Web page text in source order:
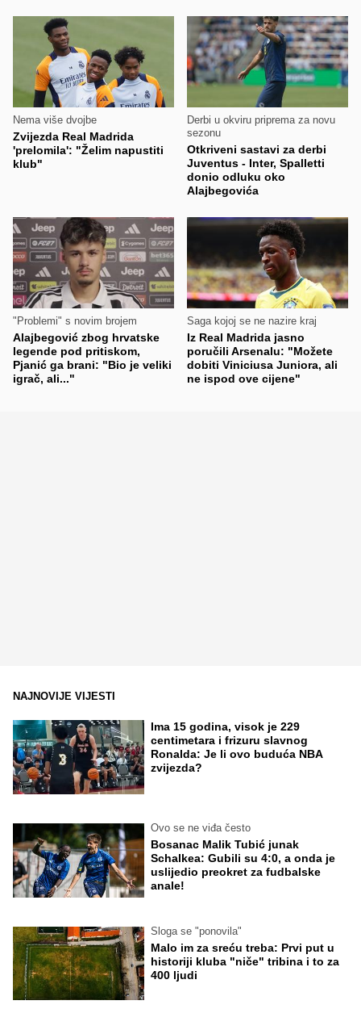
Nema više dvojbe
Zvijezda Real Madrida
'prelomila': "Želim napustiti
klub"
Derbi u okviru priprema za novu
sezonu
Otkriveni sastavi za derbi
Juventus - Inter, Spalletti
donio odluku oko
Alajbegovića
"Problemi" s novim brojem
Alajbegović zbog hrvatske
legende pod pritiskom,
Pjanić ga brani: "Bio je veliki
igrač, ali..."
Saga kojoj se ne nazire kraj
Iz Real Madrida jasno
poručili Arsenalu: "Možete
dobiti Viniciusa Juniora, ali
ne ispod ove cijene"
NAJNOVIJE VIJESTI
Ima 15 godina, visok je 229
centimetara i frizuru slavnog
Ronalda: Je li ovo buduća NBA
zvijezda?
Ovo se ne viđa često
Bosanac Malik Tubić junak
Schalkea: Gubili su 4:0, a onda je
uslijedio preokret za fudbalske
anale!
Sloga se "ponovila"
Malo im za sreću treba: Prvi put u
historiji kluba "niče" tribina i to za
400 ljudi